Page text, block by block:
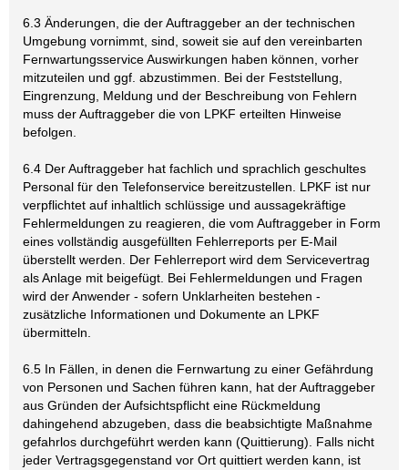
6.3 Änderungen, die der Auftraggeber an der technischen
Umgebung vornimmt, sind, soweit sie auf den vereinbarten
Fernwartungsservice Auswirkungen haben können, vorher
mitzuteilen und ggf. abzustimmen. Bei der Feststellung,
Eingrenzung, Meldung und der Beschreibung von Fehlern
muss der Auftraggeber die von LPKF erteilten Hinweise
befolgen.
6.4 Der Auftraggeber hat fachlich und sprachlich geschultes
Personal für den Telefonservice bereitzustellen. LPKF ist nur
verpflichtet auf inhaltlich schlüssige und aussagekräftige
Fehlermeldungen zu reagieren, die vom Auftraggeber in Form
eines vollständig ausgefüllten Fehlerreports per E-Mail
überstellt werden. Der Fehlerreport wird dem Servicevertrag
als Anlage mit beigefügt. Bei Fehlermeldungen und Fragen
wird der Anwender - sofern Unklarheiten bestehen -
zusätzliche Informationen und Dokumente an LPKF
übermitteln.
6.5 In Fällen, in denen die Fernwartung zu einer Gefährdung
von Personen und Sachen führen kann, hat der Auftraggeber
aus Gründen der Aufsichtspflicht eine Rückmeldung
dahingehend abzugeben, dass die beabsichtigte Maßnahme
gefahrlos durchgeführt werden kann (Quittierung). Falls nicht
jeder Vertragsgegenstand vor Ort quittiert werden kann, ist